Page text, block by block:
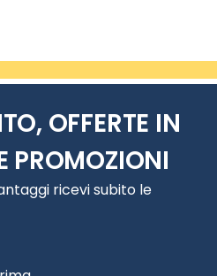
OFFERTE IN
PROMOZIONI
ricevi subito le